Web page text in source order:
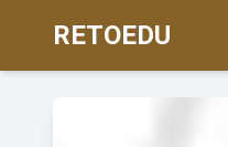
RETOEDU